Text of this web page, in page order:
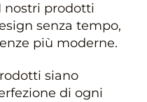
nostri prodotti
senza tempo,
più moderne.
siano
di ogni